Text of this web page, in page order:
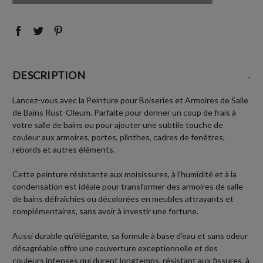
:
:
DESCRIPTION -
Lancez-vous avec la Peinture pour Boiseries et Armoires de Salle
de Bains Rust-Oleum. Parfaite pour donner un coup de frais à
votre salle de bains ou pour ajouter une subtile touche de
couleur aux armoires, portes, plinthes, cadres de fenêtres,
rebords et autres éléments.
Cette peinture résistante aux moisissures, à l'humidité et à la
condensation est idéale pour transformer des armoires de salle
de bains défraîchies ou décolorées en meubles attrayants et
complémentaires, sans avoir à investir une fortune.
Aussi durable qu'élégante, sa formule à base d'eau et sans odeur
désagréable offre une couverture exceptionnelle et des
couleurs intenses qui durent longtemps, résistant aux fissures, à